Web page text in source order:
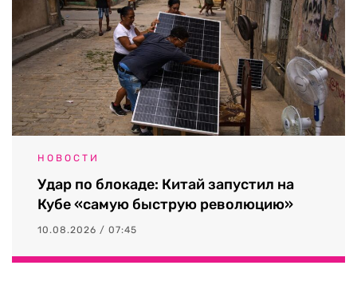
НОВОСТИ
Удар по блокаде: Китай запустил на
Кубе «самую быструю революцию»
10.08.2026 / 07:45